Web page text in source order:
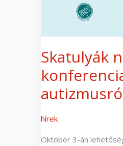
Skatulyák
hírek
Október 3-án